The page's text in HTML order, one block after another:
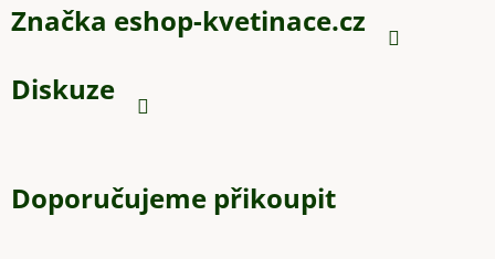
Značka eshop-kvetinace.cz
Diskuze
Doporučujeme přikoupit